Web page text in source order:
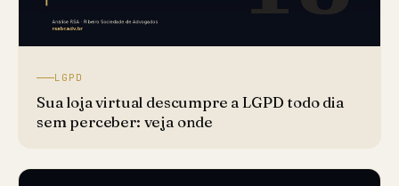
LGPD
Sua loja virtual descumpre a LGPD todo dia
sem perceber: veja onde